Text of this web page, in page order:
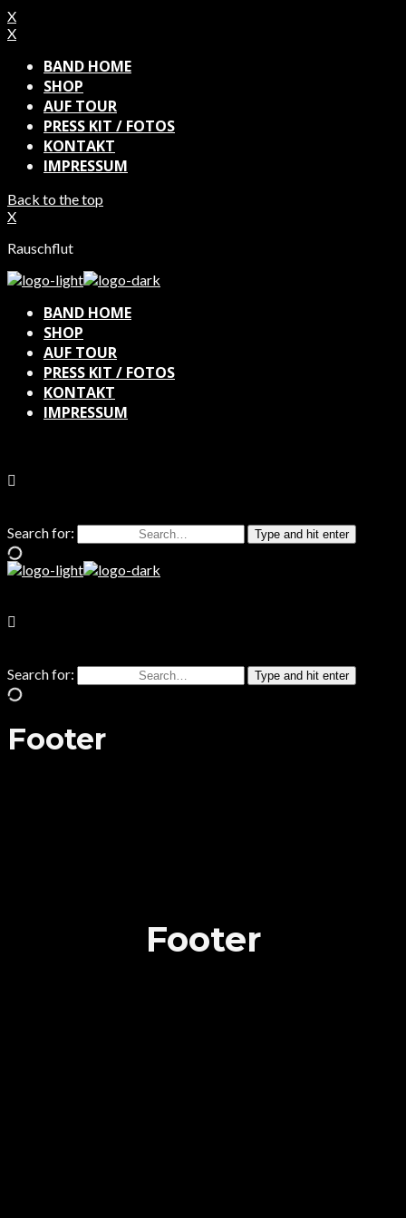
X
X
BAND HOME
SHOP
AUF TOUR
PRESS KIT / FOTOS
KONTAKT
IMPRESSUM
Back to the top
X
Rauschflut
BAND HOME
SHOP
AUF TOUR
PRESS KIT / FOTOS
KONTAKT
IMPRESSUM
Search for: Type and hit enter
Search for: Type and hit enter
Footer
Footer